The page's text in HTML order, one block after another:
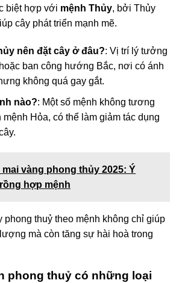
biệt hợp với mệnh Thủy, bởi Thủy
cây phát triển mạnh mẽ.
nên đặt cây ở đâu?: Vị trí lý tưởng
ban công hướng Bắc, nơi có ánh
không quá gay gắt.
nào?: Một số mệnh không tương
mệnh Hỏa, có thể làm giảm tác dụng
mai vàng phong thủy 2025: Ý
hợp mệnh
phong thuỷ theo mệnh không chỉ giúp
mà còn tăng sự hài hoà trong
phong thuỷ có những loại